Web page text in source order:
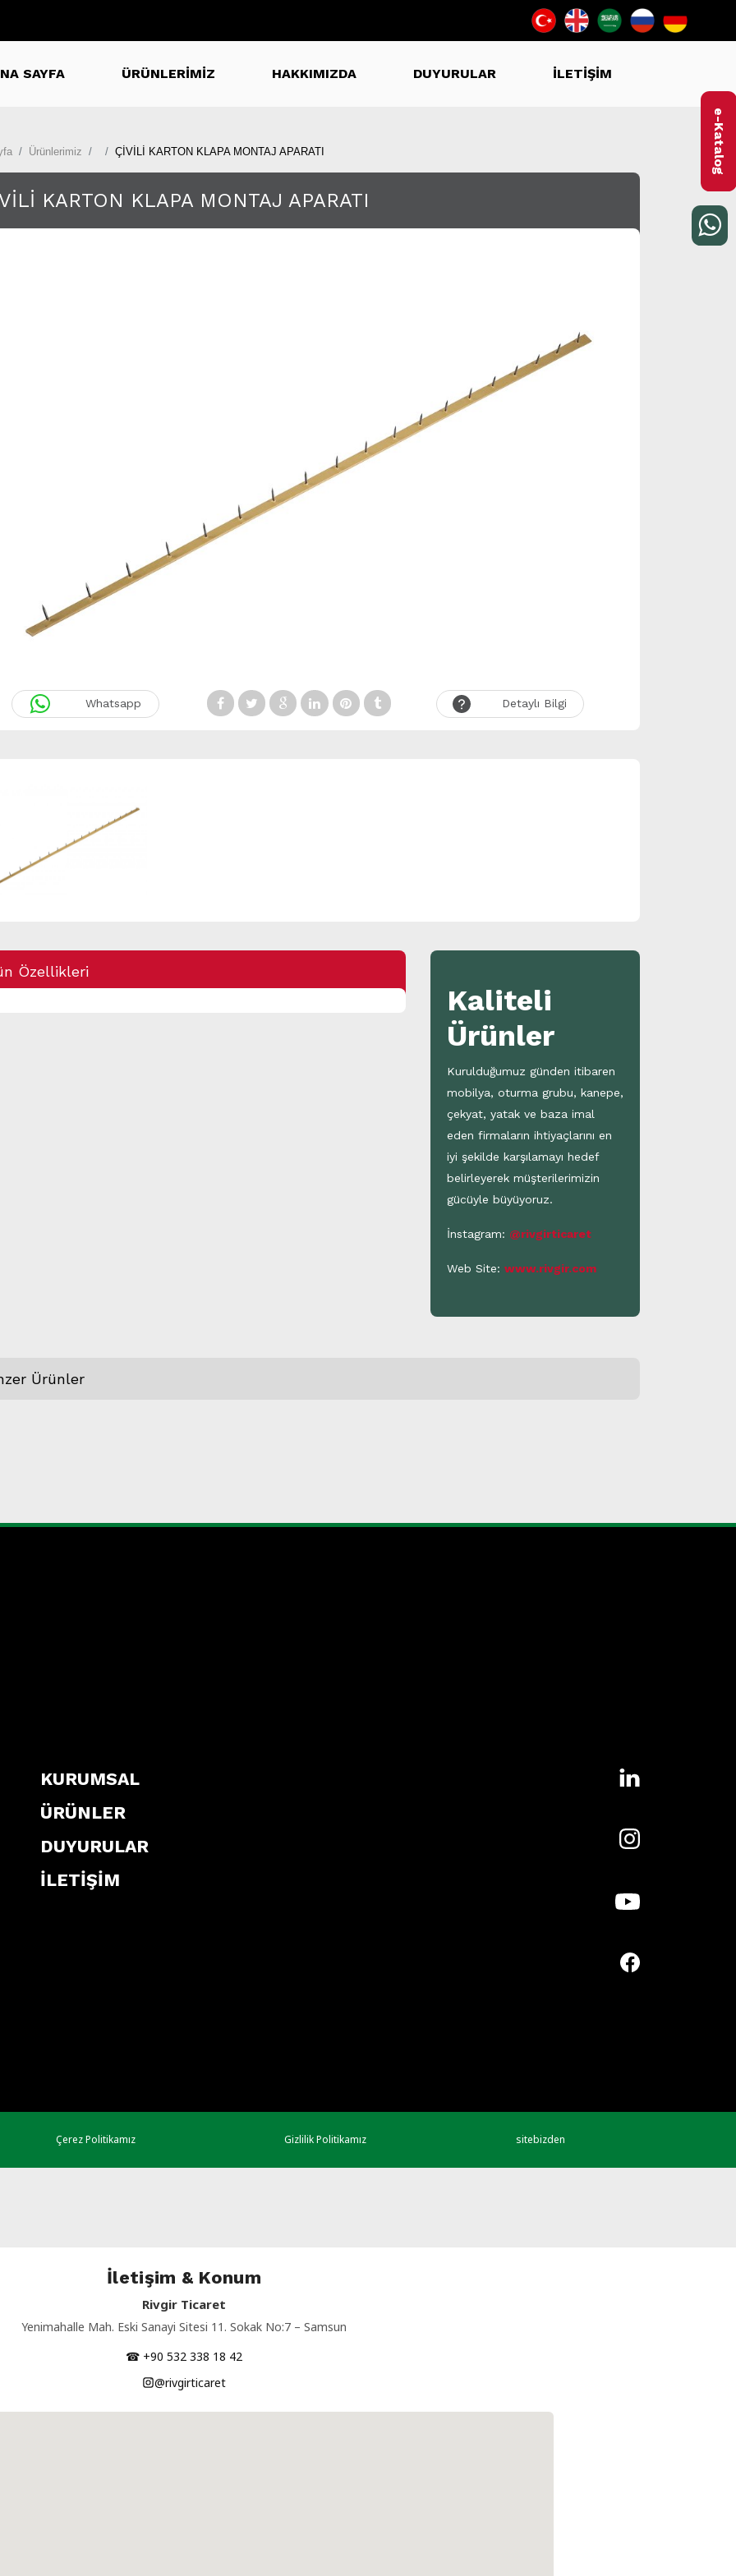
SAYFA ÜRÜNLERİMİZ HAKKIMIZDA DUYURULAR İLETİŞİM
Ürünlerimiz ÇİVİLİ KARTON KLAPA MONTAJ APARATI
KARTON KLAPA MONTAJ APARATI
Whatsapp Detaylı Bilgi
Özellikleri
Kaliteli
Ürünler
Kurulduğumuz günden itibaren
mobilya, oturma grubu, kanepe,
çekyat, yatak ve baza imal
eden firmaların ihtiyaçlarını en
iyi şekilde karşılamayı hedef
belirleyerek müşterilerimizin
gücüyle büyüyoruz.
İnstagram: @rivgirticaret
Web Site: www.rivgir.com
Ürünler
KURUMSAL
ÜRÜNLER
DUYURULAR
İLETİŞİM
Çerez Politikamız Gizlilik Politikamız sitebizden
e-Katalog
İletişim & Konum
Rivgir Ticaret
Yenimahalle Mah. Eski Sanayi Sitesi 11. Sokak No:7 – Samsun
☎ +90 532 338 18 42
@rivgirticaret